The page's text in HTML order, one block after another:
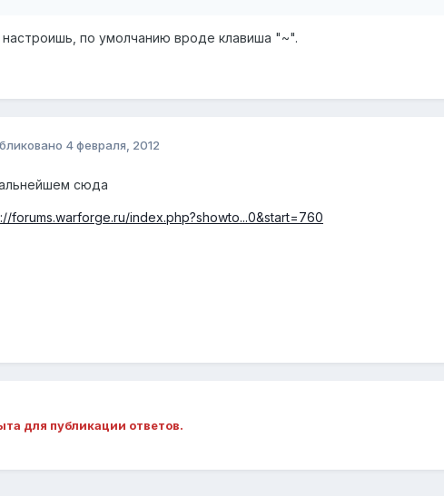
настроишь, по умолчанию вроде клавиша "~".
4 февраля, 2012
сюда
forums.warforge.ru/index.php?showto...0&start=760
для публикации ответов.